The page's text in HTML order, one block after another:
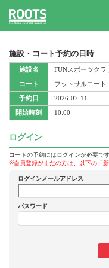
施設・コート予約の日時
施設名
コート
予約日
開始時刻
FUNスポーツクラ
フットサルコート
2026-07-11
10:00
ログイン
コートの予約にはログインが必要です
※会員登録がまだの方は、以下の「
ログインメールアドレス
パスワード